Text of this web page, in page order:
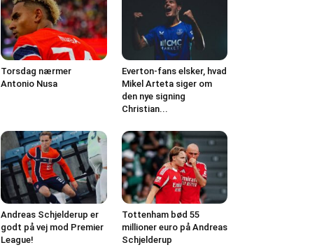
Torsdag nærmer
Antonio Nusa
Everton-fans elsker, hvad
Mikel Arteta siger om
den nye signing
Christian...
Andreas Schjelderup er
godt på vej mod Premier
League!
Tottenham bød 55
millioner euro på Andreas
Schjelderup